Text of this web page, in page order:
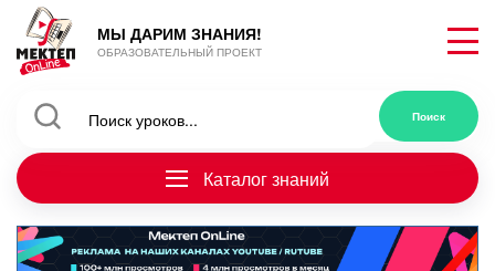
МЫ ДАРИМ ЗНАНИЯ!
ОБРАЗОВАТЕЛЬНЫЙ ПРОЕКТ
Каталог знаний